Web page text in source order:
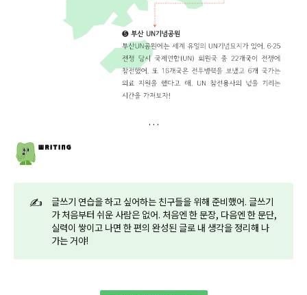
✍️
글쓰기 연습을 하고 싶어하는 친구들을 위해 준비했어. 글쓰기
가 처음부터 쉬운 사람은 없어. 처음엔 한 문장, 다음엔 한 문단,
실력이 쌓이고 나면 한 편의 완성된 글로 내 생각을 정리해 나
가는 거야!